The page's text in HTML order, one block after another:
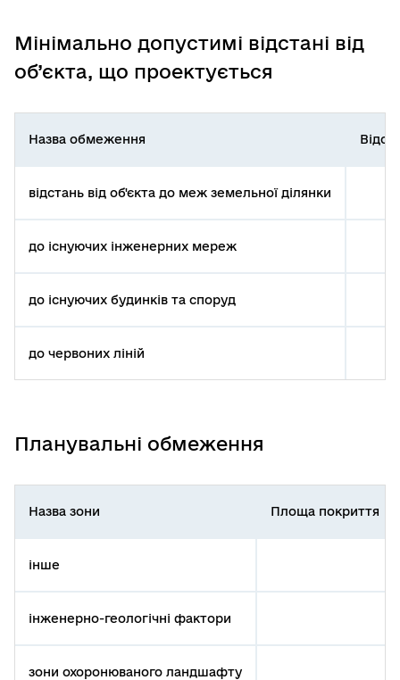
Мінімально допустимі відстані від
об’єкта, що проектується
Назва обмеження
відстань від об'єкта до меж земельної ділянки
до існуючих інженерних мереж
до існуючих будинків та споруд
до червоних ліній
Планувальні обмеження
Назва зони Площа покриття
інше
інженерно-геологічні фактори
зони охоронюваного ландшафту